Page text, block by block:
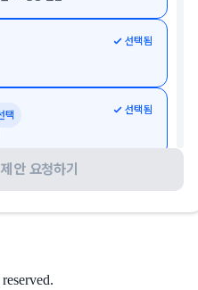
선택됨
택
선택됨
자동화 도구
안 요청하기
기 광고 문의하기
교글로벌비즈센터 업무동 4